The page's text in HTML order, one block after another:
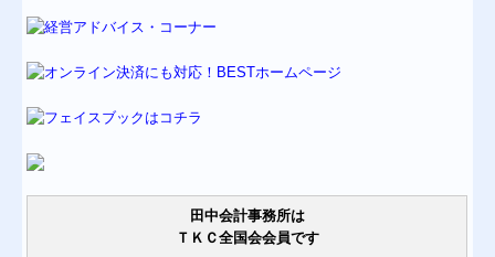
田中会計事務所は
ＴＫＣ全国会会員です